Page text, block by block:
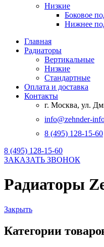
Низкие
Боковое
Нижнее
Главная
Радиаторы
Вертикальные
Низкие
Стандартные
Оплата и доставка
Контакты
г. Москва, ул.
info@zehnder-
8 (495) 128-15-60
8 (495) 128-15-60
ЗАКАЗАТЬ ЗВОНОК
Радиаторы
Закрыть
Категории